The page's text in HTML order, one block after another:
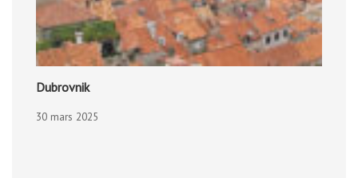
Dubrovnik
30 mars 2025